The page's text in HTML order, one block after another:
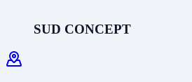
SUD CONCEPT